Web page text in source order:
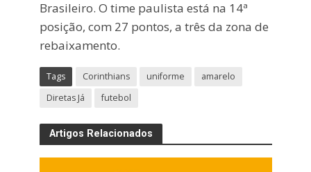
Brasileiro. O time paulista está na 14ª
posição, com 27 pontos, a três da zona de
rebaixamento.
Tags Corinthians uniforme
amarelo
Diretas Já
futebol
Artigos Relacionados